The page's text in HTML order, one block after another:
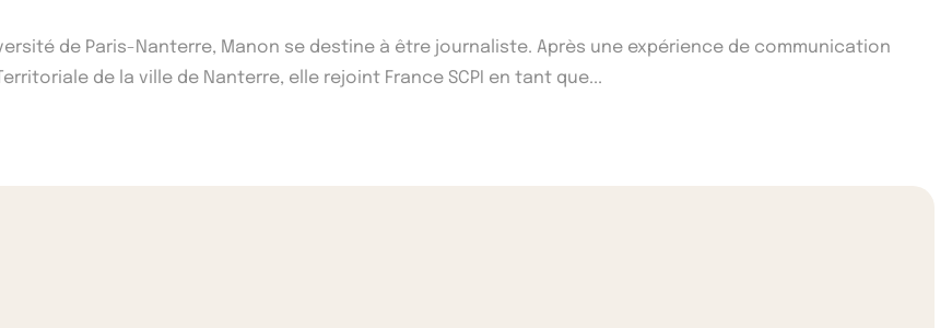
de Paris-Nanterre, Manon se destine à être journaliste. Après une expérience de communication
de la ville de Nanterre, elle rejoint France SCPI en tant que...